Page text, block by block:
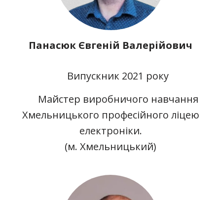
Панасюк Євгеній Валерійович
Випускник 2021 року
Майстер виробничого навчання
Хмельницького професійного ліцею
електроніки.
(м. Хмельницький)